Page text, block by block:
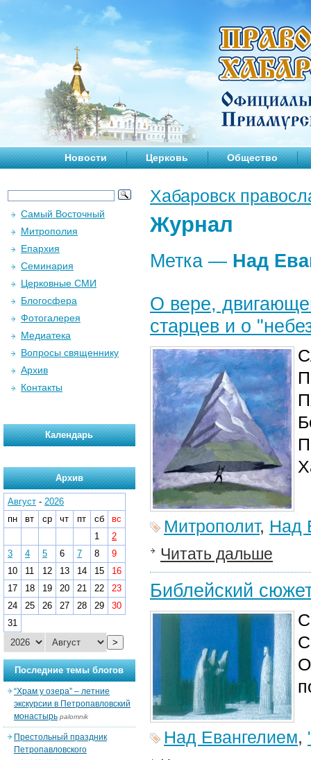
Новости Церковь Общество
Хабаровск
Журнал
Метка — Над
О вере,
старцев и о
Митрополит, Над
Читать дальше
Библейский
Над Евангелием,
Самый Восточный
Митрополия
Епархия
Семинария
Церковные СМИ
Блогосфера
Фотогалерея
Медиатека
Вопросы священнику
Архив
Контакты
Календарь
Архив
Август - 2026
пн
вт ср чт пт сб
вс
1
2
3
4 5 6 7 8
9
10
11 12 13 14 15
16
17
18 19 20 21 22
23
24
25 26 27 28 29
30
31
>
Последние темы блогов
“Храм у озера” – летние
экскурсии в Петропавловский
монастырь palomnik
Престольный праздник
Петропавловского